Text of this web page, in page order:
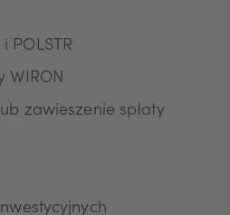
POLSTR
WIRON
zawieszenie spłaty